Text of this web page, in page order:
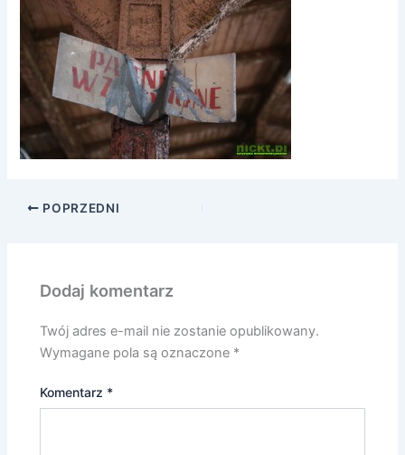
POPRZEDNI
Dodaj komentarz
Twój adres e-mail nie zostanie opublikowany.
Wymagane pola są oznaczone *
Komentarz *